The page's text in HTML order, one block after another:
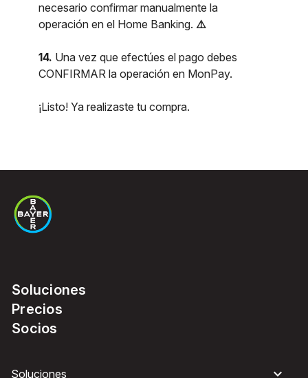
necesario confirmar manualmente la
operación en el Home Banking. ⚠️
14. Una vez que efectúes el pago debes
CONFIRMAR la operación en MonPay.
¡Listo! Ya realizaste tu compra.
Soluciones
Precios
Socios
Soluciones